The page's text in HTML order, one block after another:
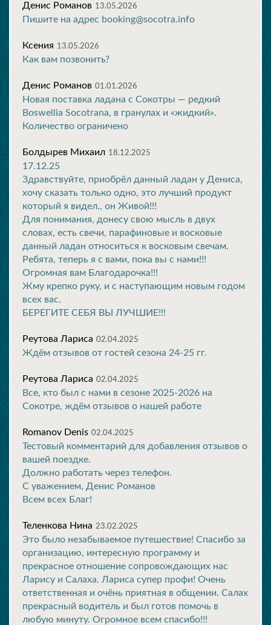
Денис Романов 13.05.2026
Пишите на адрес booking@socotra.info
Ксения 13.05.2026
Как вам позвонить?
Денис Романов 01.01.2026
Новая поставка ладана с Сокотры — редкий
Boswellia Socotrana, в гранулах и «жидкий».
Количество ограничено
Болдырев Михаил 18.12.2025
17.12.25
Здравствуйте, приобрёл данный ладан у Дениса,
хочу сказать только одно, это лучший продукт
который я видел., он Живой!!!
Для понимания, донесу свою мысль в двух
словах, есть свечи, парафиновые и восковые
данный ладан относиться к восковым свечам.
Ребята, теперь я с вами, пока вы с нами!!!
Огромная вам Благодарочка!!!
Жму крепко руку, и с наступающим новым годом
всех вас.
БЕРЕГИТЕ СЕБЯ ВЫ ЛУЧШИЕ!!!
Реутова Лариса 02.04.2025
Ждём отзывов от гостей сезона 24-25 гг.
Реутова Лариса 02.04.2025
Все, кто был с нами в сезоне 2025-2026 на
Сокотре, ждём отзывов о нашей работе
Romanov Denis 02.04.2025
Тестовый комментарий для добавления отзывов о
вашей поездке.
Должно работать через телефон.
С уважением, Денис Романов
Всем всех Благ!
Теленкова Нина 23.02.2025
Это было незабываемое путешествие! Спасибо за
организацию, интересную программу и
прекрасное отношение сопровождающих нас
Ларису и Салаха. Лариса супер профи! Очень
ответственная и очёнь приятная в общении. Салах
прекрасный водитель и был готов помочь в
любую минуту. Огромное всем спасибо!!!